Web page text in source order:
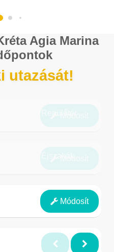
Agia Marina
utazását!
Módosít
Ellátás